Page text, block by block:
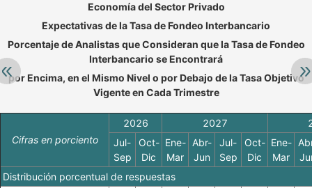
Retroceder:
Economía del Sector Privado
Expectativas de la Tasa de Fondeo Interbancario
Porcentaje de Analistas que Consideran que la Tasa de Fondeo
Interbancario se Encontrará
por Encima, en el Mismo Nivel o por Debajo de la Tasa Objetivo
Vigente en Cada Trimestre
Cifras en porciento
2026 2027
Jul-
Sep
Oct-
Dic
Ene-
Mar
Abr-
Jun
Jul-
Sep
Oct-
Dic
Ene-
Mar
Distribución porcentual de respuestas